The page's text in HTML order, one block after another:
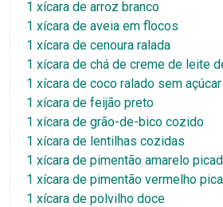
1 xícara de arroz branco
1 xícara de aveia em flocos
1 xícara de cenoura ralada
1 xícara de chá de creme de leite
1 xícara de coco ralado sem açúcar
1 xícara de feijão preto
1 xícara de grão-de-bico cozido
1 xícara de lentilhas cozidas
1 xícara de pimentão amarelo
1 xícara de pimentão vermelho
1 xícara de polvilho doce